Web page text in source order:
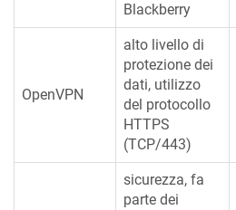
Blackberry
OpenVPN
alto livello di
protezione dei
dati, utilizzo
del protocollo
HTTPS
(TCP/443)
sicurezza, fa
parte dei